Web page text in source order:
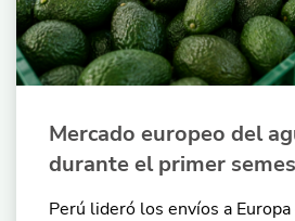
Mercado europeo del
durante el primer
Perú lideró los envíos a